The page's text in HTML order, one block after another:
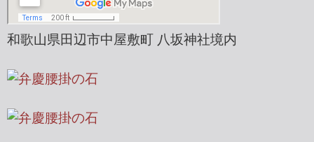
和歌山県田辺市中屋敷町 八坂神社境内